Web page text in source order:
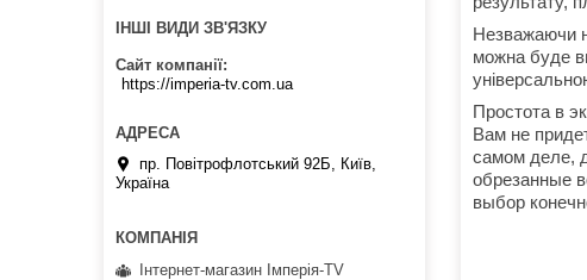
Незважаючи
можна буде
Простота в
Вам не
самом деле,
обрезанные
выбор
ІНШІ ВИДИ ЗВ'ЯЗКУ
Сайт компанії
https://imperia-tv.com.ua
пр. Повітрофлотський 92Б, Київ,
Україна
Інтернет-магазин Імперія-TV